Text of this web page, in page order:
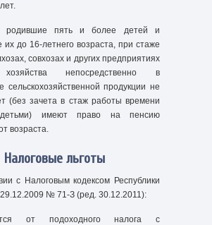
пять и более детей и
их до 16-летнего возраста, при стаже
совхозах и других предприятиях
хозяйства непосредственно в
сельскохозяйственной продукции не
(без зачета в стаж работы времени
имеют право на пенсию
возраста.
Налоговые льготы
с Налоговым кодексом Республики
29.12.2009 № 71-З (ред. 30.12.2011):
от подоходного налога с